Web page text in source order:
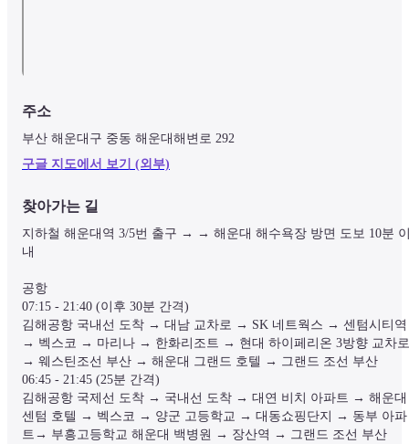
주소
부산 해운대구 중동 해운대해변로 292
구글 지도에서 보기 (외부)
찾아가는 길
지하철 해운대역 3/5번 출구 → → 해운대 해수욕장 방면 도보 10분
내
공항
07:15 - 21:40 (이후 30분 간격)
김해공항 국내선 도착 → 대남 교차로 → SK 네트웍스 → 센텀시티역
→ 벡스코 → 마리나 → 한화리조트 → 현대 하이페리온 3방향 교차로
→ 웨스틴조선 부산 → 해운대 그랜드 호텔 → 그랜드 조선 부산
06:45 - 21:45 (25분 간격)
김해공항 국제선 도착 → 국내선 도착 → 대연 비치 아파트 → 해운대
센텀 호텔 → 벡스코 → 양군 고등학교 → 대동쇼핑단지 → 동부 아파
트→ 부흥고등학교 해운대 백병원 → 장산역 → 그랜드 조선 부산